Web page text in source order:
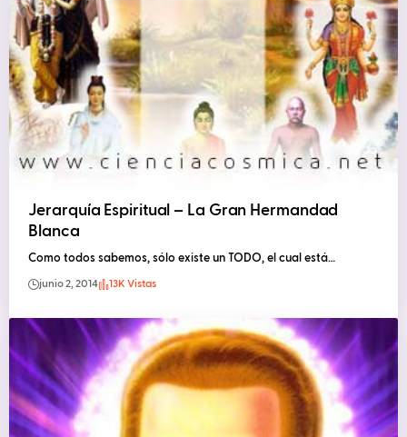
Jerarquía Espiritual – La Gran Hermandad
Blanca
Como todos sabemos, sólo existe un TODO, el cual está…
junio 2, 2014 13K Vistas